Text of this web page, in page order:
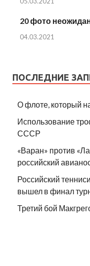
20 фото
04.03.2021
ПОСЛЕДНИЕ
О флоте, который
Использование
СССР
«Варан» против
российский
Российский
вышел в финал
Третий бой